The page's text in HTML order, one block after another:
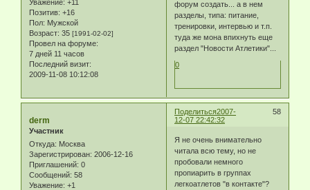
Уважение: +11
Позитив: +16
Пол: Мужской
Возраст: 35 [1991-02-02]
Провел на форуме:
7 дней 11 часов
Последний визит:
2009-11-08 10:12:08
форум создать... а в нем
разделы, типа: питание,
тренировки, интервью и т.п.
туда же мона впихнуть еще
раздел "Новости Атлетики"...
0
Поделиться 58
2007-
12-07 22:42:32
derm
Участник
Откуда: Москва
Зарегистрирован: 2006-12-16
Приглашений: 0
Сообщений: 58
Уважение: +1
Я не очень внимательно
читала всю тему, но не
пробовали немного
пропиарить в группах
легкоатлетов "в контакте"?